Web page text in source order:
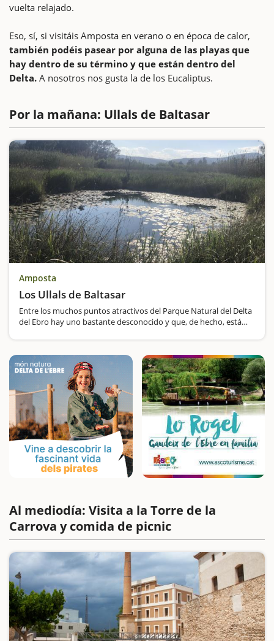
vuelta relajado.
Eso, sí, si visitáis Amposta en verano o en época de calor,
también podéis pasear por alguna de las playas que
hay dentro de su término y que están dentro del
Delta. A nosotros nos gusta la de los Eucaliptus.
Por la mañana: Ullals de Baltasar
Amposta
Los Ullals de Baltasar
Entre los muchos puntos atractivos del Parque Natural del Delta
del Ebro hay uno bastante desconocido y que, de hecho, está
Al mediodía: Visita a la Torre de la
Carrova y comida de picnic